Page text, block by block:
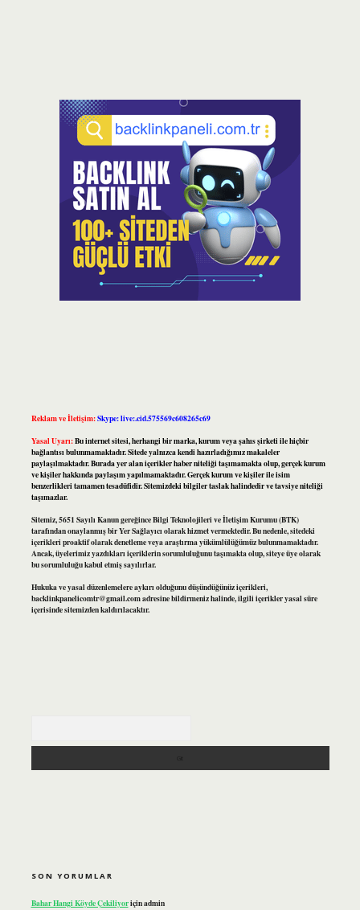
Reklam ve İletişim:Skype: live:.cid.575569c608265c69
Yasal Uyarı:Bu internet sitesi, herhangi bir marka, kurum veya şahıs şirketi ile hiçbir
bağlantısı bulunmamaktadır. Sitede yalnızca kendi hazırladığımız makaleler
paylaşılmaktadır. Burada yer alan içerikler haber niteliği taşımamakta olup, gerçek kurum
ve kişiler hakkında paylaşım yapılmamaktadır. Gerçek kurum ve kişiler ile isim
benzerlikleri tamamen tesadüfidir. Sitemizdeki bilgiler taslak halindedir ve tavsiye niteliği
taşımazlar.
Sitemiz, 5651 Sayılı Kanun gereğince Bilgi Teknolojileri ve İletişim Kurumu (BTK)
tarafından onaylanmış bir Yer Sağlayıcı olarak hizmet vermektedir. Bu nedenle, sitedeki
içerikleri proaktif olarak denetleme veya araştırma yükümlülüğümüz bulunmamaktadır.
Ancak, üyelerimiz yazdıkları içeriklerin sorumluluğunu taşımakta olup, siteye üye olarak
bu sorumluluğu kabul etmiş sayılırlar.
Hukuka ve yasal düzenlemelere aykırı olduğunu düşündüğünüz içerikleri,
backlinkpanelicomtr@gmail.comadresine bildirmeniz halinde, ilgili içerikler yasal süre
içerisinde sitemizden kaldırılacaktır.
SON YORUMLAR
Bahar Hangi Köyde Çekiliyoriçinadmin